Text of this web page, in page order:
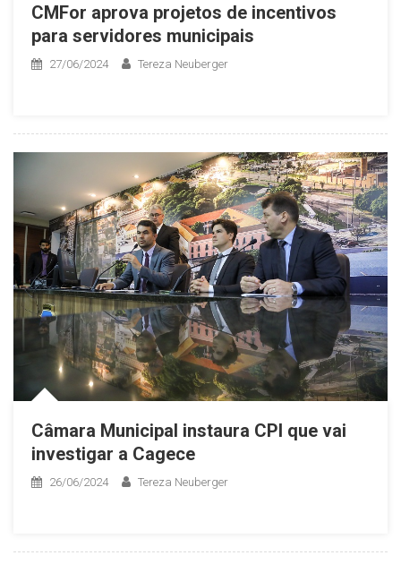
CMFor aprova projetos de incentivos
para servidores municipais
27/06/2024 Tereza Neuberger
Câmara Municipal instaura CPI que vai
investigar a Cagece
26/06/2024 Tereza Neuberger